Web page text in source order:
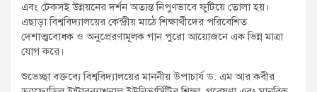
এবং টেকসই উন্নয়নের দর্শন অত্যন্ত নিপুণভাবে ফুটিয়ে তোলা হয়।
এছাড়া বিশ্ববিদ্যালয়ের কেন্দ্রীয় মাঠে শিক্ষার্থীদের পরিবেশিত
দেশাত্মবোধক ও অনুপ্রেরণামূলক গান পুরো আয়োজনে এক ভিন্ন মাত্রা
যোগ করে।
শুভেচ্ছা বক্তব্যে বিশ্ববিদ্যালয়ের মাননীয় উপাচার্য ড. এম আর কবীর